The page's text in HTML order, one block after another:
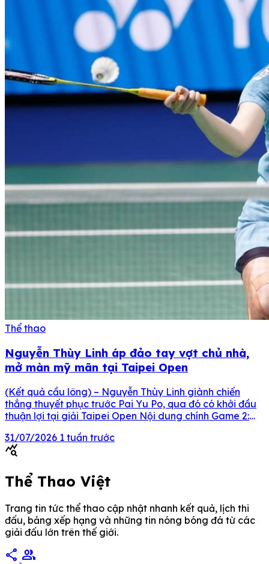
Thể thao
Nguyễn Thùy Linh áp đảo tay vợt chủ nhà,
mở màn mỹ mãn tại Taipei Open
(Kết quả cầu lông) – Nguyễn Thùy Linh giành chiến
thắng thuyết phục trước Pai Yu Po, qua đó có khởi đầu
thuận lợi tại giải Taipei Open Nội dung chính Game 2:
Thuỳ Linh 21-18 Pai Yu Po Trực tiếp cầu lông Nguyễn
Thuỳ […]
31/07/2026 1 tuần trước
query_stats
Thể Thao Việt
Trang tin tức thể thao cập nhật nhanh kết quả, lịch thi
đấu, bảng xếp hạng và những tin nóng bóng đá từ các
giải đấu lớn trên thế giới.
share group